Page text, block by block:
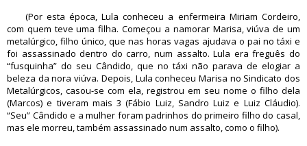
(Por esta época, Lula conheceu a enfermeira Miriam Cordeiro,
com quem teve uma filha. Começou a namorar Marisa, viúva de um
metalúrgico, filho único, que nas horas vagas ajudava o pai no táxi e
foi assassinado dentro do carro, num assalto. Lula era freguês do
“fusquinha” do seu Cândido, que no táxi não parava de elogiar a
beleza da nora viúva. Depois, Lula conheceu Marisa no Sindicato dos
Metalúrgicos, casou-se com ela, registrou em seu nome o filho dela
(Marcos) e tiveram mais 3 (Fábio Luiz, Sandro Luiz e Luiz Cláudio).
“Seu” Cândido e a mulher foram padrinhos do primeiro filho do casal,
mas ele morreu, também assassinado num assalto, como o filho).